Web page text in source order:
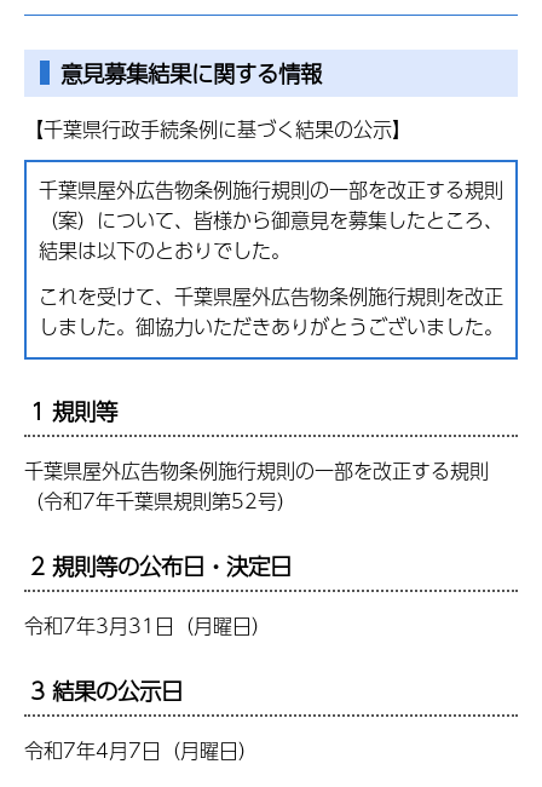
意見募集結果に関する情報
【千葉県行政手続条例に基づく結果の公示】
千葉県屋外広告物条例施行規則の一部を改正する規則
（案）について、皆様から御意見を募集したところ、
結果は以下のとおりでした。
これを受けて、千葉県屋外広告物条例施行規則を改正
しました。御協力いただきありがとうございました。
1 規則等
千葉県屋外広告物条例施行規則の一部を改正する規則
（令和7年千葉県規則第52号）
2 規則等の公布日・決定日
令和7年3月31日（月曜日）
3 結果の公示日
令和7年4月7日（月曜日）